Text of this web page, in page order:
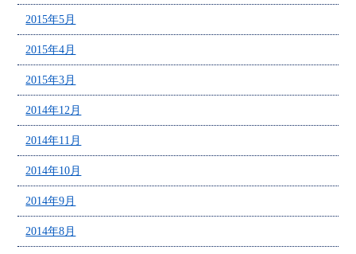
2015年5月
2015年4月
2015年3月
2014年12月
2014年11月
2014年10月
2014年9月
2014年8月